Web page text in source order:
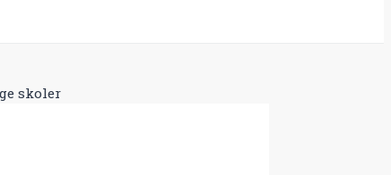
skoler